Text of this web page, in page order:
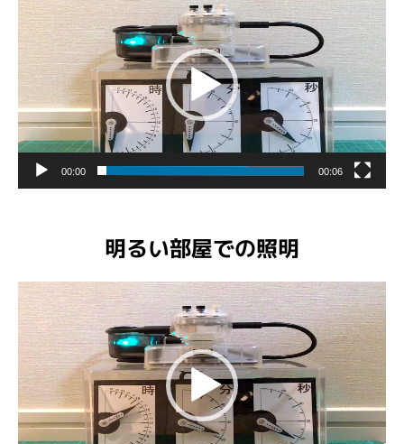
画
プ
レ
ー
ヤ
ー
00:00 00:06
明るい部屋での照明
動
画
プ
レ
ー
ー